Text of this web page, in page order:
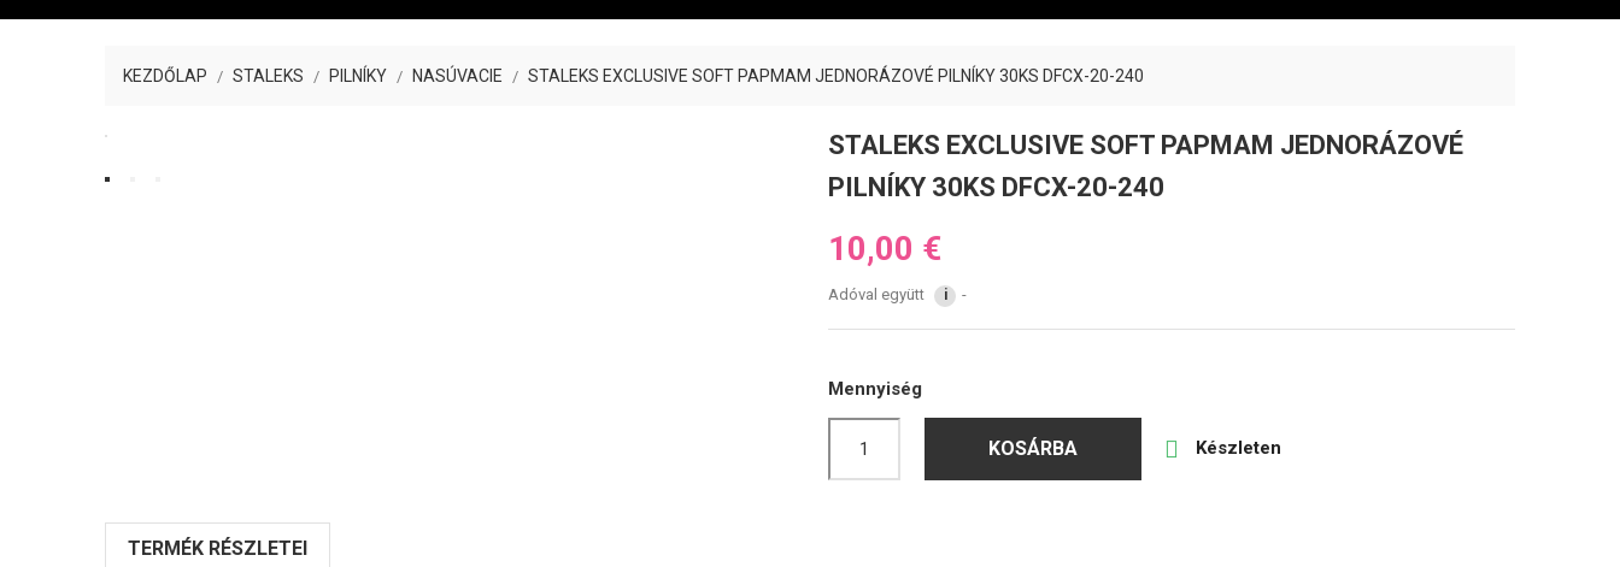
KEZDŐLAP STALEKS PILNÍKY NASÚVACIE STALEKS EXCLUSIVE SOFT PAPMAM JEDNORÁZOVÉ PILNÍKY 30KS DFCX-20-240
STALEKS EXCLUSIVE SOFT PAPMAM JEDNORÁZOVÉ
PILNÍKY 30KS DFCX-20-240
10,00 €
Adóval együtt i
Mennyiség
KOSÁRBA  Készleten
TERMÉK RÉSZLETEI